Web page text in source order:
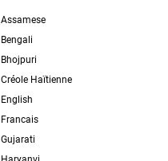
Assamese
Bengali
Bhojpuri
Créole Haïtienne
English
Francais
Gujarati